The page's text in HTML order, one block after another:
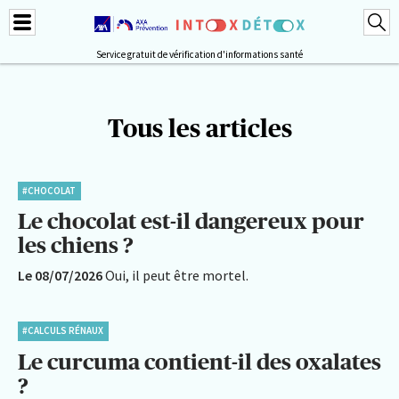
Service gratuit de vérification d'informations santé
Tous les articles
#CHOCOLAT
Le chocolat est-il dangereux pour
les chiens ?
Le 08/07/2026Oui, il peut être mortel.
#CALCULS RÉNAUX
Le curcuma contient-il des oxalates
?